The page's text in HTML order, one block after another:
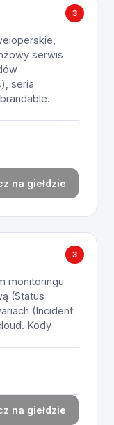
3
serwis
seria
na giełdzie
3
monitoringu
(Status
(Incident
Kody
na giełdzie